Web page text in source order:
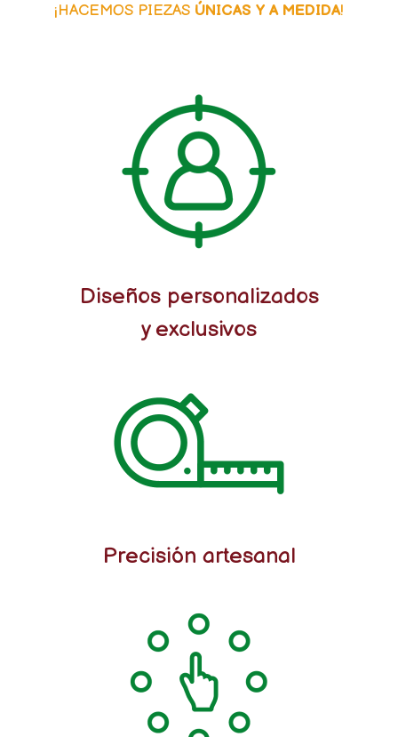
¡HACEMOS PIEZAS ÚNICAS Y A MEDIDA!
Diseños personalizados
y exclusivos
Precisión artesanal